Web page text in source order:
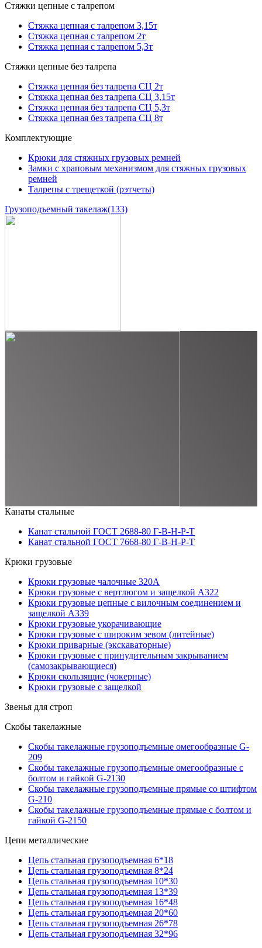
Стяжки цепные с талрепом
Стяжка цепная с талрепом 3,15т
Стяжка цепная с талрепом 2т
Стяжка цепная с талрепом 5,3т
Стяжки цепные без талрепа
Стяжка цепная без талрепа СЦ 2т
Стяжка цепная без талрепа СЦ 3,15т
Стяжка цепная без талрепа СЦ 5,3т
Стяжка цепная без талрепа СЦ 8т
Комплектующие
Крюки для стяжных грузовых ремней
Замки с храповым механизмом для стяжных грузовых
ремней
Талрепы с трещеткой (рэтчеты)
Грузоподъемный такелаж(133)
Канаты стальные
Канат стальной ГОСТ 2688-80 Г-В-Н-Р-Т
Канат стальной ГОСТ 7668-80 Г-В-Н-Р-Т
Крюки грузовые
Крюки грузовые чалочные 320А
Крюки грузовые с вертлюгом и защелкой А322
Крюки грузовые цепные с вилочным соединением и
защелкой А339
Крюки грузовые укорачивающие
Крюки грузовые с широким зевом (литейные)
Крюки приварные (экскаваторные)
Крюки грузовые с принудительным закрыванием
(самозакрывающиеся)
Крюки скользящие (чокерные)
Крюки грузовые с защелкой
Звенья для строп
Скобы такелажные
Скобы такелажные грузоподъемные омегообразные G-
209
Скобы такелажные грузоподъемные омегообразные с
болтом и гайкой G-2130
Скобы такелажные грузоподъемные прямые со штифтом
G-210
Скобы такелажные грузоподъемные прямые с болтом и
гайкой G-2150
Цепи металлические
Цепь стальная грузоподъемная 6*18
Цепь стальная грузоподъемная 8*24
Цепь стальная грузоподъемная 10*30
Цепь стальная грузоподъемная 13*39
Цепь стальная грузоподъемная 16*48
Цепь стальная грузоподъемная 20*60
Цепь стальная грузоподъемная 26*78
Цепь стальная грузоподъемная 32*96